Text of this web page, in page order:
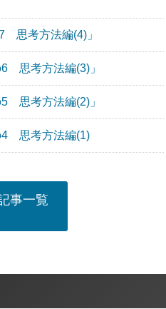
思考方法編(4)」
思考方法編(3)」
思考方法編(2)」
4 思考方法編(1)
事一覧